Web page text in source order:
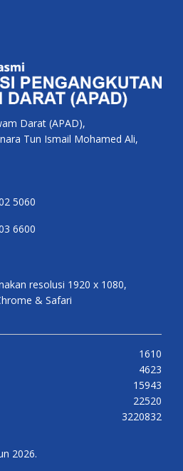
Darat (APAD),
Tun Ismail Mohamed Ali,
5060
6600
resolusi 1920 x 1080,
& Safari
1610
4623
15943
22520
3220832
2026.